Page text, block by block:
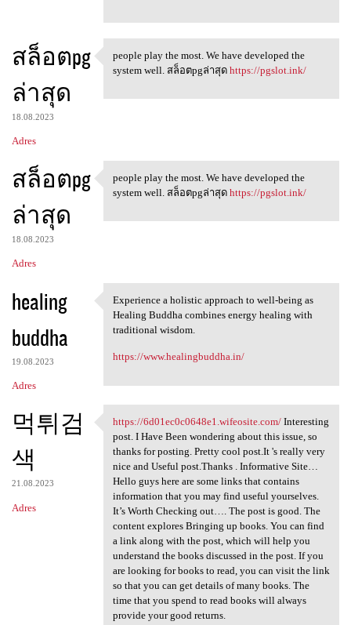
สล็อตpg
ล่าสุด
18.08.2023
Adres
people play the most. We have
people play the most. We have developed the
system well. สล็อตpgล่าสุด https://pgslot.ink/
สล็อตpg
ล่าสุด
18.08.2023
Adres
people play the most. We have
people play the most. We have developed the
system well. สล็อตpgล่าสุด https://pgslot.ink/
healing
buddha
19.08.2023
Adres
Experience a holistic
Experience a holistic approach to well-being as
Healing Buddha combines energy healing with
traditional wisdom.
https://www.healingbuddha.in/
먹튀검
색
21.08.2023
Adres
https://6d01ec0c0648e1
https://6d01ec0c0648e1.wifeosite.com/Interesting
post. I Have Been wondering about this issue, so
thanks for posting. Pretty cool post.It 's really very
nice and Useful post.Thanks . Informative Site…
Hello guys here are some links that contains
information that you may find useful yourselves.
It’s Worth Checking out…. The post is good. The
content explores Bringing up books. You can find
a link along with the post, which will help you
understand the books discussed in the post. If you
are looking for books to read, you can visit the link
so that you can get details of many books. The
time that you spend to read books will always
provide your good returns.